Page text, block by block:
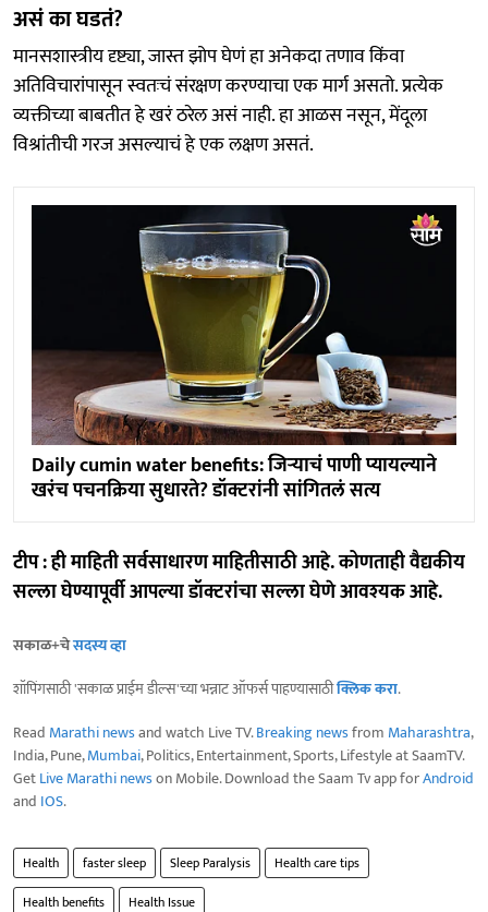
असं का घडतं?
मानसशास्त्रीय दृष्ट्या, जास्त झोप घेणं हा अनेकदा तणाव किंवा
अतिविचारांपासून स्वतःचं संरक्षण करण्याचा एक मार्ग असतो. प्रत्येक
व्यक्तीच्या बाबतीत हे खरं ठरेल असं नाही. हा आळस नसून, मेंदूला
विश्रांतीची गरज असल्याचं हे एक लक्षण असतं.
Daily cumin water benefits: जिऱ्याचं पाणी प्यायल्याने
खरंच पचनक्रिया सुधारते? डॉक्टरांनी सांगितलं सत्य
टीप : ही माहिती सर्वसाधारण माहितीसाठी आहे. कोणताही वैद्यकीय
सल्ला घेण्यापूर्वी आपल्या डॉक्टरांचा सल्ला घेणे आवश्यक आहे.
सकाळ+चेसदस्य व्हा
शॉपिंगसाठी 'सकाळ प्राईम डील्स'च्या भन्नाट ऑफर्स पाहण्यासाठीक्लिक करा.
Read Marathi newsand watch Live TV.Breaking newsfrom Maharashtra,
India, Pune,Mumbai, Politics, Entertainment, Sports, Lifestyle at SaamTV.
GetLive Marathi newson Mobile. Download the Saam Tv app forAndroid
and IOS.
Health faster sleep Sleep Paralysis
Health care tips
Health benefits
Health Issue